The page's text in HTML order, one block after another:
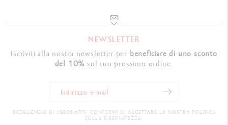
NEWSLETTER
Iscriviti alla nostra newsletter per beneficiare di uno sconto
del 10% sul tuo prossimo ordine.
SCEGLIENDO DI ABBONARTI, CONFERMI DI ACCETTARE LA NOSTRA POLITICA
SULLA RISERVATEZZA.